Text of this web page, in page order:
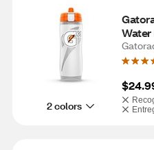
2 colors
Water